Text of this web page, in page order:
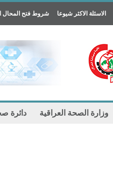
الاسئلة الاكثر شيوعا شروط فتح المحال
وزارة الصحة العراقية دائرة